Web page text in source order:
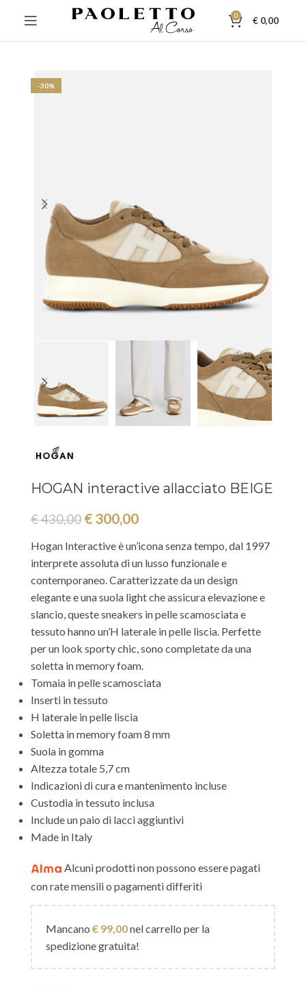
0 € 0,00
-30%
HOGAN interactive allacciato BEIGE
€430,00 € 300,00
Hogan Interactive è un’icona senza tempo, dal 1997
interprete assoluta di un lusso funzionale e
contemporaneo. Caratterizzate da un design
elegante e una suola light che assicura elevazione e
slancio, queste sneakers in pelle scamosciata e
tessuto hanno un’H laterale in pelle liscia. Perfette
per un look sporty chic, sono completate da una
soletta in memory foam.
Tomaia in pelle scamosciata
Inserti in tessuto
H laterale in pelle liscia
Soletta in memory foam 8 mm
Suola in gomma
Altezza totale 5,7 cm
Indicazioni di cura e mantenimento incluse
Custodia in tessuto inclusa
Include un paio di lacci aggiuntivi
Made in Italy
Alcuni prodotti non possono essere pagati
con rate mensili o pagamenti differiti
Mancano € 99,00nel carrello per la
spedizione gratuita!